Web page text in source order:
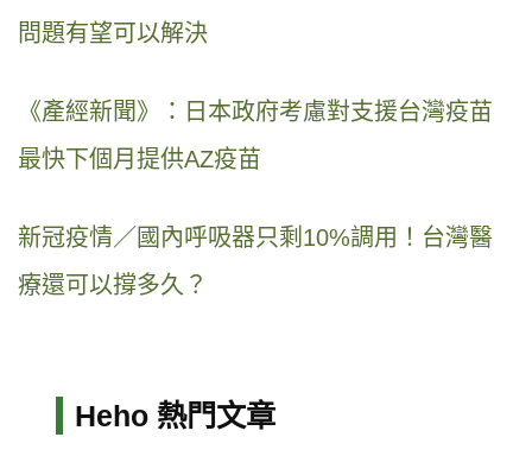
問題有望可以解決
《產經新聞》：日本政府考慮對支援台灣疫苗
最快下個月提供AZ疫苗
新冠疫情／國內呼吸器只剩10%調用！台灣醫
療還可以撐多久？
Heho 熱門文章